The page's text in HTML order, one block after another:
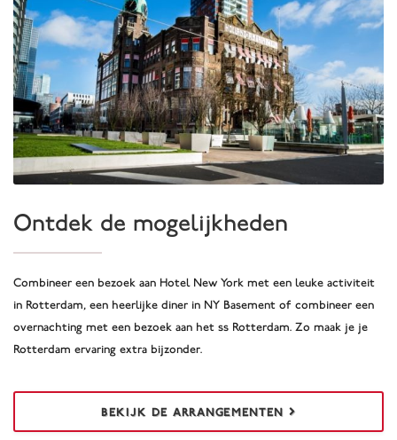
Ontdek de mogelijkheden
Combineer een bezoek aan Hotel New York met een leuke activiteit
in Rotterdam, een heerlijke diner in NY Basement of combineer een
overnachting met een bezoek aan het ss Rotterdam. Zo maak je je
Rotterdam ervaring extra bijzonder.
BEKIJK DE ARRANGEMENTEN